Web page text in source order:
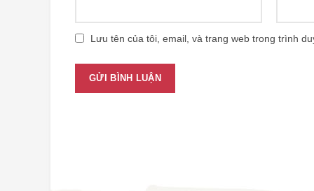
Lưu tên của tôi, email, và trang web trong trình